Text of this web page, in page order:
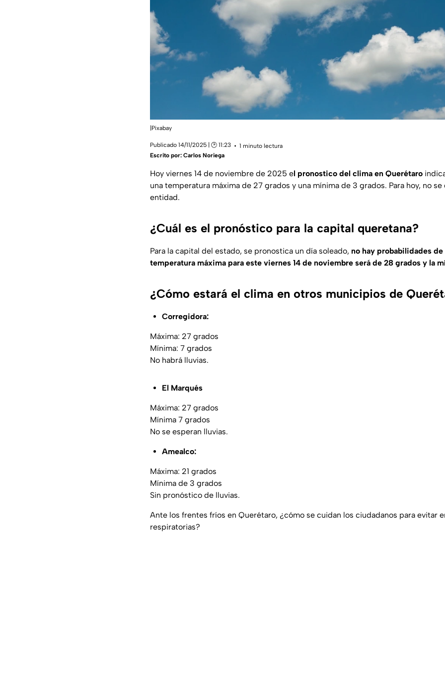
|Pixabay
Publicado 14/11/2025 | 🕑 11:23
1 minuto lectura
Escrito por: Carlos Noriega
Hoy viernes 14 de noviembre de 2025 el pronostico del clima en Querétaro
una temperatura máxima de 27 grados y una mínima de 3 grados. Para hoy, no se
entidad.
¿Cuál es el pronóstico para la capital queretana?
Para la capital del estado, se pronostica un día soleado, no hay probabilidades de
temperatura máxima para este viernes 14 de noviembre será de 28 grados y la
¿Cómo estará el clima en otros municipios de
Corregidora:
Máxima: 27 grados
Mínima: 7 grados
No habrá lluvias.
El Marqués
Máxima: 27 grados
Mínima 7 grados
No se esperan lluvias.
Amealco:
Máxima: 21 grados
Mínima de 3 grados
Sin pronóstico de lluvias.
Ante los frentes fríos en Querétaro, ¿cómo se cuidan los ciudadanos para evitar
respiratorias?